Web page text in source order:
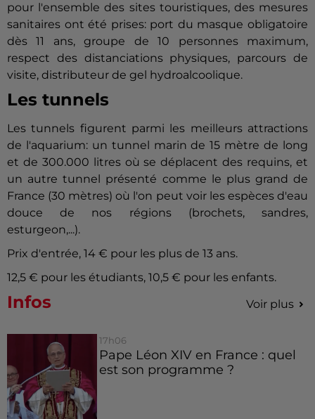
pour l'ensemble des sites touristiques, des mesures
sanitaires ont été prises: port du masque obligatoire
dès 11 ans, groupe de 10 personnes maximum,
respect des distanciations physiques, parcours de
visite, distributeur de gel hydroalcoolique.
Les tunnels
Les tunnels figurent parmi les meilleurs attractions
de l'aquarium: un tunnel marin de 15 mètre de long
et de 300.000 litres où se déplacent des requins, et
un autre tunnel présenté comme le plus grand de
France (30 mètres) où l'on peut voir les espèces d'eau
douce de nos régions (brochets, sandres,
esturgeon,...).
Prix d'entrée, 14 € pour les plus de 13 ans.
12,5 € pour les étudiants, 10,5 € pour les enfants.
Infos Voir plus
17h06
Pape Léon XIV en France : quel
est son programme ?